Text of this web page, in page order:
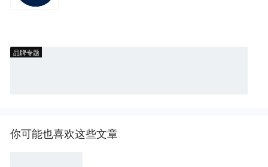
品牌专题
你可能也喜欢这些文章